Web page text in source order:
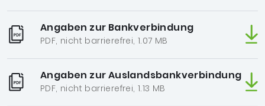
Angaben zur Bankverbindung
PDF, nicht barrierefrei, 1.07 MB
Angaben zur Auslandsbankverbindung
PDF, nicht barrierefrei, 1.13 MB